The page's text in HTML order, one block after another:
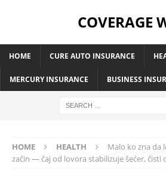
COVERAGE
HOME CURE AUTO INSURANCE
MERCURY INSURANCE BUSINESS
HOME HEALTH
Malo ko zna da
začin — čaj od lovora stabilizuje šećer, čisti